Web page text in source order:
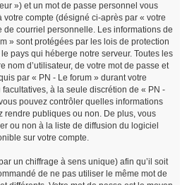
») et un mot de passe personnel vous
compte (désigné ci-après par « votre
de courriel personnelle. Les informations de
» sont protégées par les lois de protection
pays qui héberge notre serveur. Toutes les
nom d’utilisateur, de votre mot de passe et
par « PN - Le forum » durant votre
à la seule discrétion de « PN -
pouvez contrôler quelles informations
rendre publiques ou non. De plus, vous
ou non à la liste de diffusion du logiciel
sur votre compte.
un chiffrage à sens unique) afin qu’il soit
de ne pas utiliser le même mot de